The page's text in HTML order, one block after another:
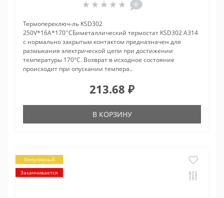
0
Термопереключ-ль KSD302
250V*16A*170''CБиметаллический термостат KSD302 A314
с нормально закрытым контактом предназначен для
размыкания электрической цепи при достижении
температуры 170°С. Возврат в исходное состояние
происходит при опускании темпера..
213.68 ₽
В КОРЗИНУ
Популярный
Заканчивается